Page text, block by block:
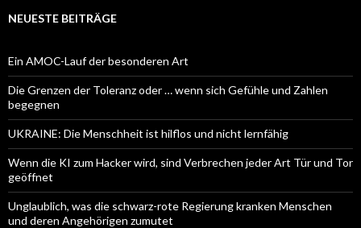
NEUESTE BEITRÄGE
Ein AMOC-Lauf der besonderen Art
Die Grenzen der Toleranz oder … wenn sich Gefühle und Zahlen
begegnen
UKRAINE: Die Menschheit ist hilflos und nicht lernfähig
Wenn die KI zum Hacker wird, sind Verbrechen jeder Art Tür und Tor
geöffnet
Unglaublich, was die schwarz-rote Regierung kranken Menschen
und deren Angehörigen zumutet